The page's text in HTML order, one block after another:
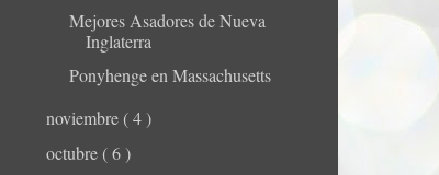
Mejores Asadores de Nueva
Inglaterra
Ponyhenge en Massachusetts
noviembre ( 4 )
octubre ( 6 )